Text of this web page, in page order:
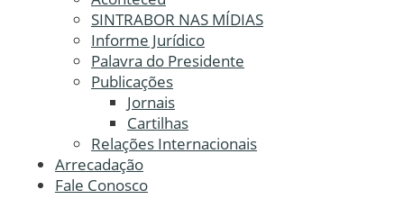
SINTRABOR NAS MÍDIAS
Informe Jurídico
Palavra do Presidente
Publicações
Jornais
Cartilhas
Relações Internacionais
Arrecadação
Fale Conosco